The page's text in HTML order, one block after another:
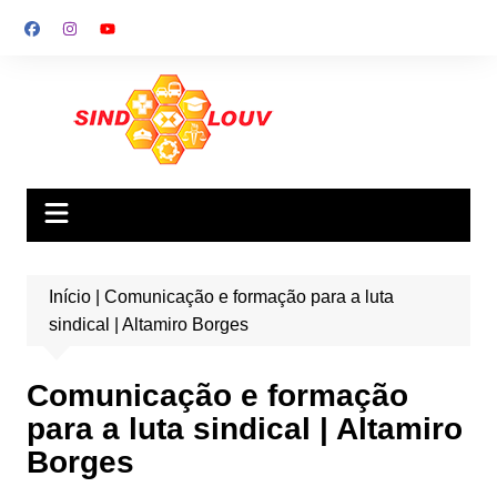
para
Início| Comunicação e formação para a luta
sindical | Altamiro Borges
Comunicação e formação
para a luta sindical | Altamiro
Borges